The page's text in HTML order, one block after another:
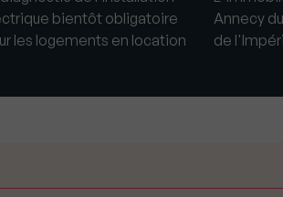
bientôt obligatoire
les logements en location
Annecy
de